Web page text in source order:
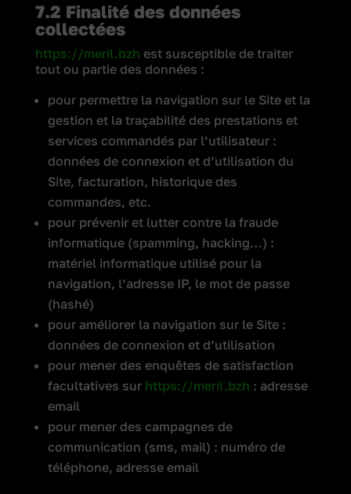
7.2 Finalité des données
collectées
https://meril.bzh est susceptible de traiter
tout ou partie des données :
pour permettre la navigation sur le Site et la
gestion et la traçabilité des prestations et
services commandés par l’utilisateur :
données de connexion et d’utilisation du
Site, facturation, historique des
commandes, etc.
pour prévenir et lutter contre la fraude
informatique (spamming, hacking…) :
matériel informatique utilisé pour la
navigation, l’adresse IP, le mot de passe
(hashé)
pour améliorer la navigation sur le Site :
données de connexion et d’utilisation
pour mener des enquêtes de satisfaction
facultatives sur https://meril.bzh : adresse
email
pour mener des campagnes de
communication (sms, mail) : numéro de
téléphone, adresse email